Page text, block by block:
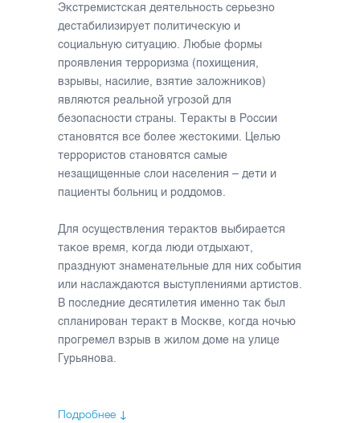
Экстремистская деятельность серьезно
дестабилизирует политическую и
социальную ситуацию. Любые формы
проявления терроризма (похищения,
взрывы, насилие, взятие заложников)
являются реальной угрозой для
безопасности страны. Теракты в России
становятся все более жестокими. Целью
террористов становятся самые
незащищенные слои населения – дети и
пациенты больниц и роддомов.
Для осуществления терактов выбирается
такое время, когда люди отдыхают,
празднуют знаменательные для них события
или наслаждаются выступлениями артистов.
В последние десятилетия именно так был
спланирован теракт в Москве, когда ночью
прогремел взрыв в жилом доме на улице
Гурьянова.
Подробнее ↓